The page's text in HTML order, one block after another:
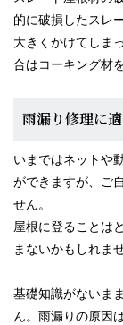
的に破損したスレ
大きくかけてしま
合はコーキング材
雨漏り修理に
いまではネットや
ができますが、ご
せん。
屋根に登ることは
まないかもしれませ
基礎知識がないま
ん。雨漏りの原因